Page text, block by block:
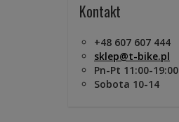
Kontakt
+48 607 607 444
sklep@t-bike.pl
Pn-Pt 11:00-19:00
Sobota 10-14